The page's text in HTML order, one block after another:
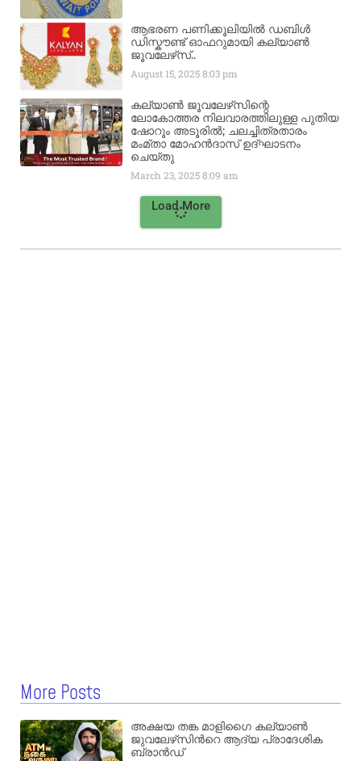
ആഭരണ പണിക്കൂലിയിൽ ഡബിൾ
ഡിസ്കൗണ്ട് ഓഫറുമായി കല്യാൺ
ജൂവലേഴ്‌സ്..
August 15, 20258:03 pm
കല്യാൺ ജൂവലേഴ്‌സിന്റെ
ലോകോത്തര നിലവാരത്തിലുള്ള പുതിയ
ഷോറൂം അടൂരിൽ; ചലച്ചിത്രതാരം
മംമ്താ മോഹൻദാസ് ഉദ്ഘാടനം
ചെയ്‌തു
March 23, 20258:09 am
Load More
More Posts
അക്ഷയ തങ്ക മാളിഗൈ കല്യാണ്‍
ജുവലേഴ്‌സിന്‍റെ ആദ്യ പ്രാദേശിക
ബ്രാന്‍ഡ്